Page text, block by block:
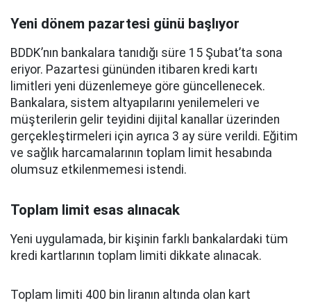
Yeni dönem pazartesi günü başlıyor
BDDK’nın bankalara tanıdığı süre 15 Şubat’ta sona
eriyor. Pazartesi gününden itibaren kredi kartı
limitleri yeni düzenlemeye göre güncellenecek.
Bankalara, sistem altyapılarını yenilemeleri ve
müşterilerin gelir teyidini dijital kanallar üzerinden
gerçekleştirmeleri için ayrıca 3 ay süre verildi. Eğitim
ve sağlık harcamalarının toplam limit hesabında
olumsuz etkilenmemesi istendi.
Toplam limit esas alınacak
Yeni uygulamada, bir kişinin farklı bankalardaki tüm
kredi kartlarının toplam limiti dikkate alınacak.
Toplam limiti 400 bin liranın altında olan kart